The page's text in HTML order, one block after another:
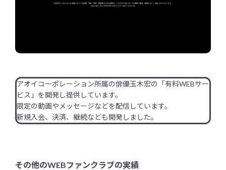
アオイコーポレーション所属の俳優玉木宏の「有料WEBサー
ビス」を開発し提供しています。
限定の動画やメッセージなどを配信しています。
新規入会、決済、継続なども開発しました。
その他のWEBファンクラブの実績